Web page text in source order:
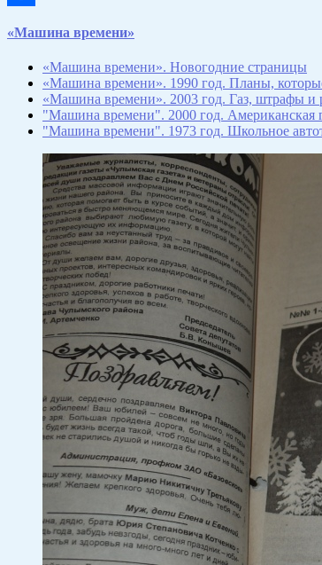
«Машина времени»
«Машина времени». Новогодние страницы
«Машина времени». 1990 год. Планы,
«Машина времени». 2003 год. Газ, штрафы и
"Машина времени". 2000 год. Американская
"Машина времени". 1973 год. Школьное